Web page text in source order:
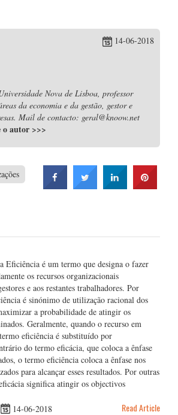
14-06-2018
Nova de Lisboa, professor
da economia e da gestão, gestor e
Mail de contacto: geral@knoow.net
o autor >>>
Eficiência é um termo que designa o fazer
os recursos organizacionais
e aos restantes trabalhadores. Por
é sinónimo de utilização racional dos
a probabilidade de atingir os
Geralmente, quando o recurso em
eficiência é substituído por
do termo eficácia, que coloca a ênfase
o termo eficiência coloca a ênfase nos
para alcançar esses resultados. Por outras
significa atingir os objectivos
14-06-2018 Read Article